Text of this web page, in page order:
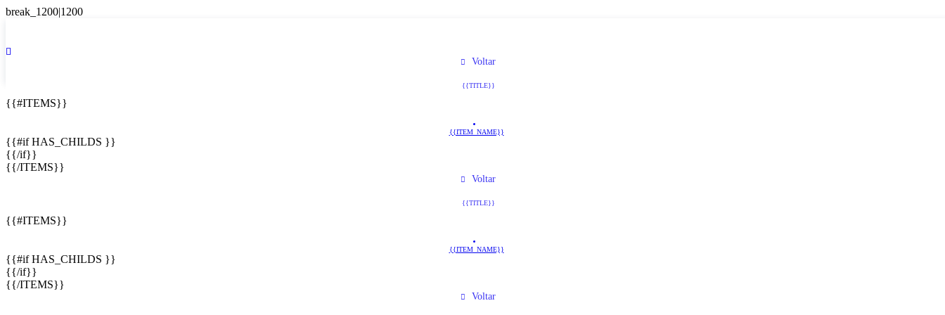
Voltar
{{TITLE}}
{{#ITEMS}}
{{ITEM_NAME}}
{{#if HAS_CHILDS }}
{{/if}}
{{/ITEMS}}
Voltar
{{TITLE}}
{{#ITEMS}}
{{ITEM_NAME}}
{{#if HAS_CHILDS }}
{{/if}}
{{/ITEMS}}
Voltar